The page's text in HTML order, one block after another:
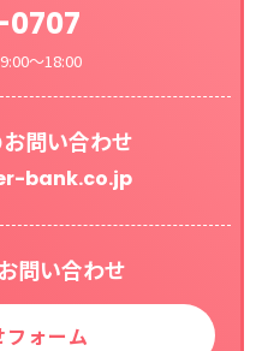
0707
～18:00
問い合わせ
bank.co.jp
問い合わせ
ォーム